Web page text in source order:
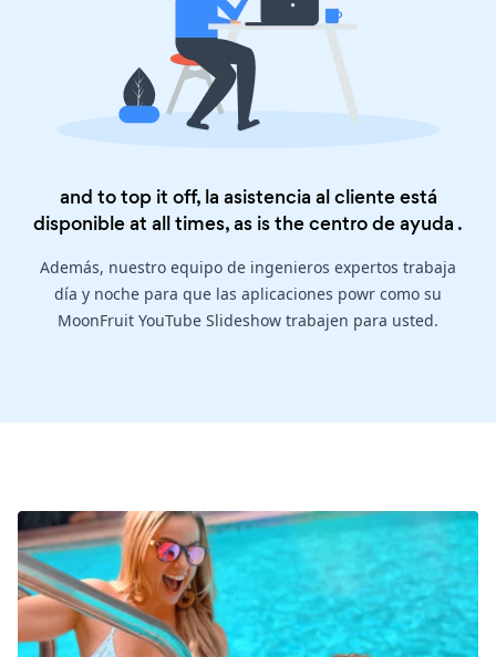
and to top it off, la asistencia al cliente está
disponible at all times, as is thecentro de ayuda .
Además, nuestro equipo de ingenieros expertos trabaja
día y noche para que las aplicaciones powr como su
MoonFruit YouTube Slideshow trabajen para usted.